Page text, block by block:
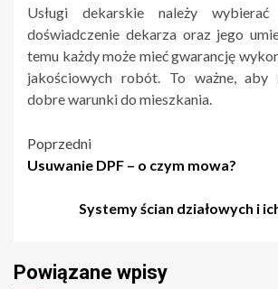
Usługi dekarskie należy
doświadczenie dekarza oraz jego
temu każdy może mieć gwarancję
jakościowych robót. To ważne, aby
dobre warunki do mieszkania.
Nawigacja
Poprzedni
Usuwanie DPF – o czym mowa?
Systemy ścian działowych i
Powiązane wpisy